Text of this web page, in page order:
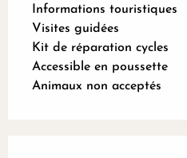
Informations touristiques
Visites guidées
Kit de réparation cycles
Accessible en poussette
Animaux non acceptés